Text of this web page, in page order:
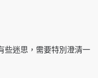
些迷思，需要特別澄清一